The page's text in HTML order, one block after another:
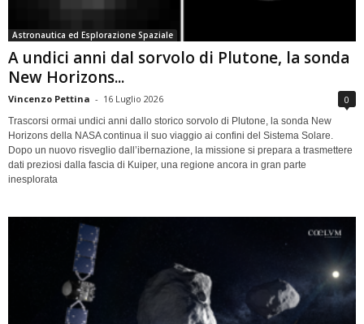
Astronautica ed Esplorazione Spaziale
A undici anni dal sorvolo di Plutone, la sonda
New Horizons...
Vincenzo Pettina - 16 Luglio 2026 0
Trascorsi ormai undici anni dallo storico sorvolo di Plutone, la sonda New
Horizons della NASA continua il suo viaggio ai confini del Sistema Solare.
Dopo un nuovo risveglio dall’ibernazione, la missione si prepara a trasmettere
dati preziosi dalla fascia di Kuiper, una regione ancora in gran parte
inesplorata